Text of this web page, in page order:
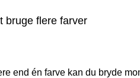
bruge flere farver
end én farve kan du bryde